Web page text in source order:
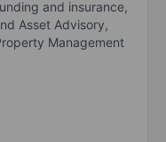
and insurance,
Asset Advisory,
Management